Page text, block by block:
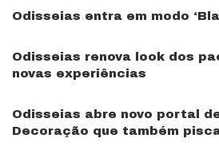
Odisseias entra em modo
Odisseias renova look dos
novas experiências
Odisseias abre novo portal
Decoração que também